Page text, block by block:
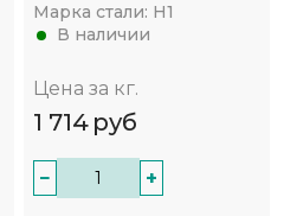
Марка стали: Н1
В наличии
Цена за кг.
1 714 руб
− +